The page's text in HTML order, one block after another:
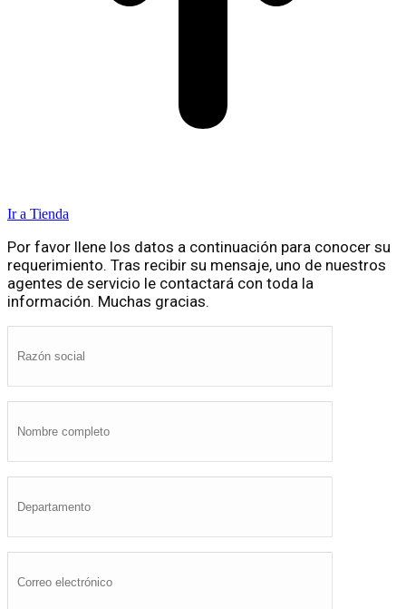
Ir a Tienda
Por favor llene los datos a continuación para conocer su
requerimiento. Tras recibir su mensaje, uno de nuestros
agentes de servicio le contactará con toda la
información. Muchas gracias.